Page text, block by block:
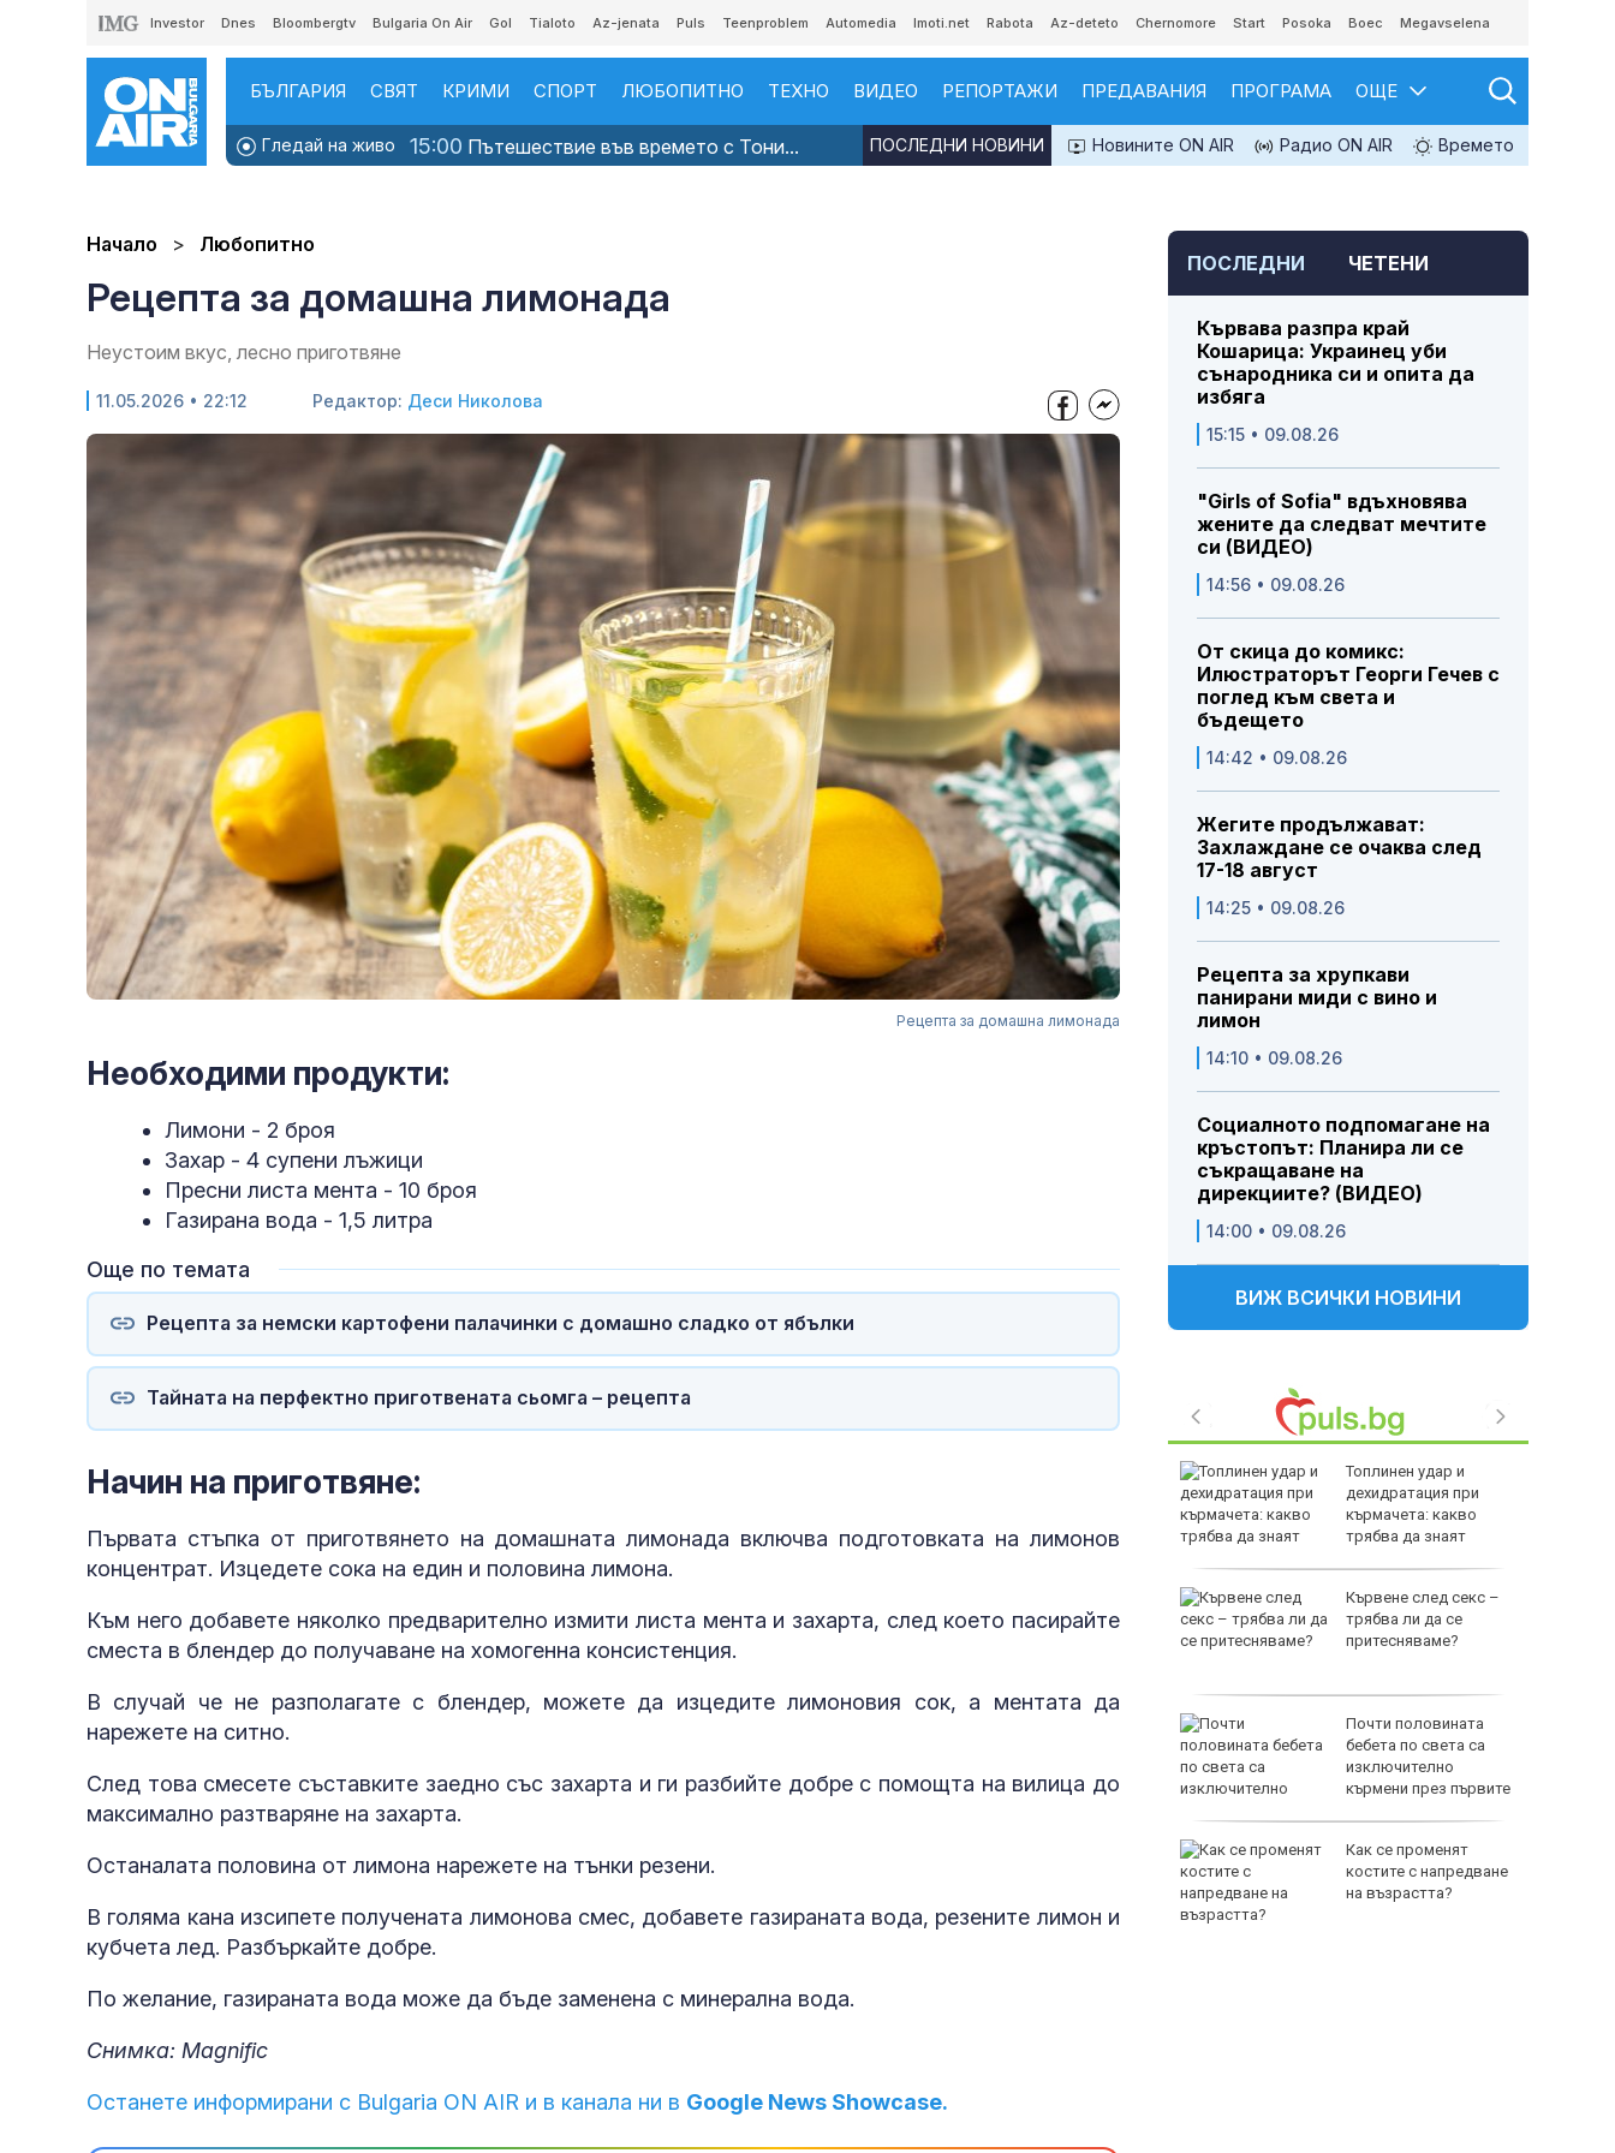
Investor Dnes Bloombergtv Bulgaria On Air Gol Tialoto Az-jenata Puls Teenproblem Automedia Imoti.net Rabota Az-deteto Chernomore Start Posoka Boec Megavselena
БЪЛГАРИЯ СВЯТ КРИМИ СПОРТ ЛЮБОПИТНО ТЕХНО ВИДЕО РЕПОРТАЖИ ПРЕДАВАНИЯ ПРОГРАМА ОЩЕ
Гледай на живо 15:00 Пътешествие във времето с Тони... Новините ON AIR Радио ON AIR Времето
ПОСЛЕДНИ НОВИНИ
Начало Любопитно
Рецепта за домашна лимонада
Неустоим вкус, лесно приготвяне
11.05.2026 • 22:12 Редактор: Деси Николова
Рецепта за домашна лимонада
Необходими продукти:
Лимони - 2 броя
Захар - 4 супени лъжици
Пресни листа мента - 10 броя
Газирана вода - 1,5 литра
Още по темата
Рецепта за немски картофени палачинки с домашно сладко от ябълки
Тайната на перфектно приготвената сьомга – рецепта
Начин на приготвяне:
Първата стъпка от приготвянето на домашната лимонада включва подготовката на лимонов
концентрат. Изцедете сока на един и половина лимона.
Към него добавете няколко предварително измити листа мента и захарта, след което пасирайте
сместа в блендер до получаване на хомогенна консистенция.
В случай че не разполагате с блендер, можете да изцедите лимоновия сок, а ментата да
нарежете на ситно.
След това смесете съставките заедно със захарта и ги разбийте добре с помощта на вилица до
максимално разтваряне на захарта.
Останалата половина от лимона нарежете на тънки резени.
В голяма кана изсипете получената лимонова смес, добавете газираната вода, резените лимон и
кубчета лед. Разбъркайте добре.
По желание, газираната вода може да бъде заменена с минерална вода.
Снимка: Magnific
Останете информирани с Bulgaria ON AIR и в канала ни в Google News Showcase.
ПОСЛЕДНИ ЧЕТЕНИ
Кървава разпра край
Кошарица: Украинец уби
сънародника си и опита да
избяга
15:15 • 09.08.26
"Girls of Sofia" вдъхновява
жените да следват мечтите
си (ВИДЕО)
14:56 • 09.08.26
От скица до комикс:
Илюстраторът Георги Гечев с
поглед към света и
бъдещето
14:42 • 09.08.26
Жегите продължават:
Захлаждане се очаква след
17-18 август
14:25 • 09.08.26
Рецепта за хрупкави
панирани миди с вино и
лимон
14:10 • 09.08.26
Социалното подпомагане на
кръстопът: Планира ли се
съкращаване на
дирекциите? (ВИДЕО)
14:00 • 09.08.26
ВИЖ ВСИЧКИ НОВИНИ
Сабаленка в Торонто
Топлинен удар и
дехидратация при
кърмачета: какво
трябва да знаят
Кървене след секс –
трябва ли да се
притесняваме?
Почти половината
бебета по света са
изключително
кърмени през първите
Как се променят
костите с напредване
на възрастта?